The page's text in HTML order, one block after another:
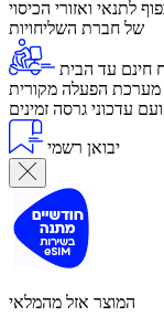
לתנאי ואזורי הכיסוי
של חברת השליחויות
חינם עד הבית
מערכת הפעלה מקורית
עדכוני גרסה זמינים
יבואן רשמי
המוצר אזל מהמלאי